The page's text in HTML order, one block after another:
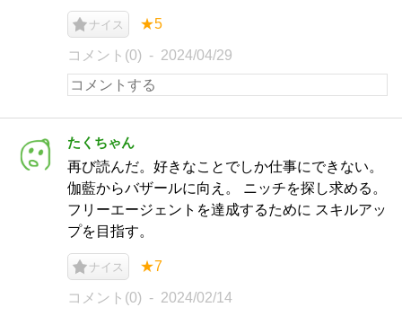
ナイス ★5
コメント(0) 2024/04/29
たくちゃん
再び読んだ。好きなことでしか仕事にできない。
伽藍からバザールに向え。 ニッチを探し求める。
フリーエージェントを達成するために スキルアッ
プを目指す。
ナイス ★7
コメント(0) 2024/02/14